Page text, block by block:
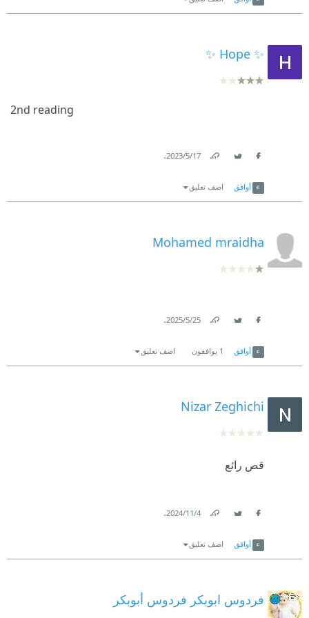
✨ Hope ✨
2nd reading
17‏/5‏/2023
.
أوافق اضف تعليق
Mohamed mraidha
25‏/5‏/2025
.
أوافق 1 يوافقون اضف تعليق
Nizar Zeghichi
قص رائع
4‏/11‏/2024
.
أوافق اضف تعليق
فردوس ابوبكر فردوس أبوبكر